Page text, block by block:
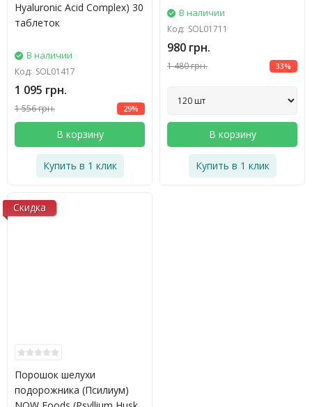
Hyaluronic Acid Complex) 30
таблеток
В наличии
Код: SOL01417
1 095 грн.
1 556 грн. 29%
В корзину
Купить в 1 клик
В наличии
Код: SOL01711
980 грн.
1 480 грн. 33%
В корзину
Купить в 1 клик
Скидка
Порошок шелухи
подорожника (Псилиум)